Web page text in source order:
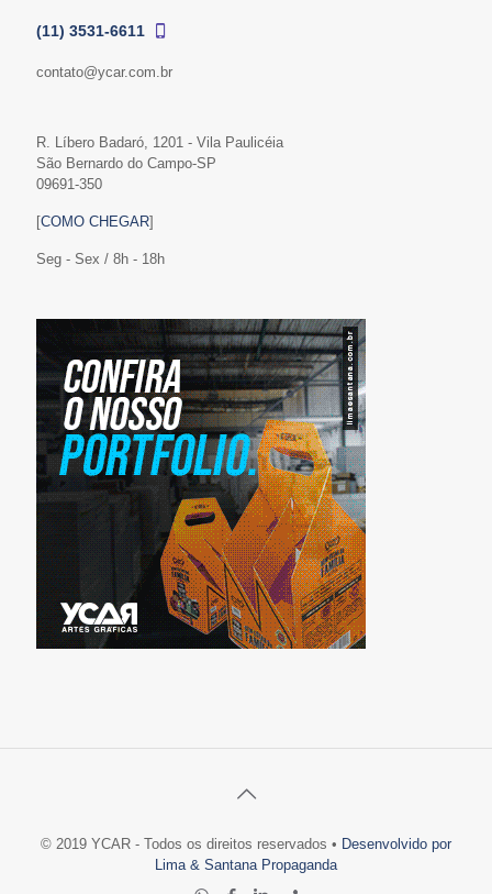
(11) 3531-6611
contato@ycar.com.br
R. Líbero Badaró, 1201 - Vila Paulicéia
São Bernardo do Campo-SP
09691-350
[COMO CHEGAR]
Seg - Sex / 8h - 18h
© 2019 YCAR - Todos os direitos reservados • Desenvolvido por
Lima & Santana Propaganda